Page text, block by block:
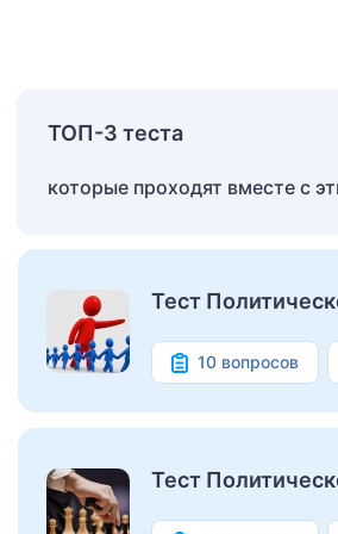
ТОП-3 теста
которые проходят вместе с
Тест
10 вопросов
Тест